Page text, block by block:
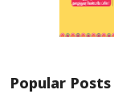
Popular Posts